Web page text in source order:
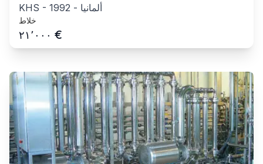
KHS - 1992 - ألمانيا
خلاط
٢١٬٠٠٠ €